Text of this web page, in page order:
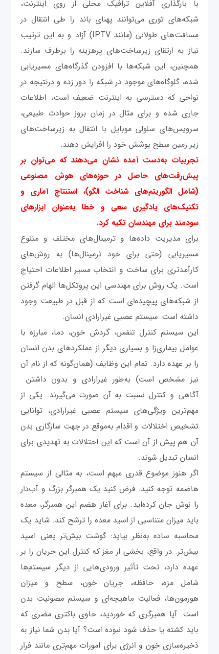
با بارگذاری آفلاین ترافیک محلی از روی اینترنت،
شبکه‌های توری می‌توانند پهنای باند را طی انتقال در
مسافت‌های طولانی (مانند IPTV) آزاد و به این ترتیب
نیاز به ارتقای زیرساخت‌های پرهزینه را برطرف سازند.
همچنین، این شبکه‌ها با افزودن گذرگاه‌های مسیریابی
شده، گلوگاه‌های موجود در شبکه را دور زده و درنتیجه در
نواحی که دسترسی به اینترنت ضعیف است، اطلاعات
جاری شده و برای مثال در زمان بروز حوادث طبیعی،
سرویس‌های سلولی موبایل با انتقال به زیرساخت‌های
زیر زمین سطح پوشش خود را افزایش دهند.
تجربیات به‌دست آمده نشان می‌دهند که می‌توان بر
پیش‌رفت‌های حاصل در حوزه‌های هوش مصنوعی
(شامل الگوریتم‌های شناخت الگو)، استنتاج آماری و
تکنیک‌های یادگیری سعی و خطا به‌عنوان ابزارهای
سودمند برای مهندسان تکیه کرد.
برای مدیریت داده‌ها و ترمینال‌های مختلف و متنوع
مسیریابی (حتی برای خود ترمینال‌ها) به روش‌های
کارآمدتری برای ساخت و انتخاب مسیر اطلاعات احتیاج
است. یک روش برای مهندسی این پروتکل‌ها الهام گرفتن
از شبکه‌های پیچیده‌ای است که از قبل در طبیعت وجود
داشته است: سیستم عصبی غیرارادی انسان.
این سیستم کنترل تنفس، گردش خون، دما، مبارزه با
عوامل بیماری‌زا و بسیاری دیگر از عملکردهای بدن انسان
را بر عهده دارد. تمام این وظایف (همان‌گونه که از نام آن
نیز مشخص است) به‌طور غیرارادی و بدون داشتن
آگاهی و کنترل نسبت به آن صورت می‌گیرند. یکی از
مهم‌ترین ویژگی‌های سیستم عصبی غیرارادی، توانایی
تشخیص اختلالات و اقدام به‌موقع در جهت سازگاری بدن
آن ‌هم پیش از آن‌ است که این اختلالات به تهدیدی برای
انسان تبدیل شوند.
اگر هنوز موضوع قدری مبهم است، به مثالی از سیستم
هاضمه توجه کنید. فرض کنید یک همبرگر بزرگ و آب‌دار
را نوش جان کرده‌اید. برای آغاز هضم این همبرگر، معده
باید میزان متناسبی از اسید معده را ترشح کند. شاید یک
محاسبه ساده به‌نظر بیاید: گوشت بیش‌تر یعنی اسید
بیش‌تر. در واقع، بخشی از مغز که کنترل این جریان را بر
عهده دارد، تحت تأثیر ورودی‌هایی از دیگر سیستم‌ها
شامل مزه، حافظه، جریان خون، سطح و میزان
هورمون‌ها، فعالیت ماهیچه‌ای و سیستم مصونیت بدن
است. آیا همبرگری که خوردید، حاوی باکتری مضری که
باید کشته یا حذف شود نبوده است؟ آیا بدن شما نیاز به
ذخیره‌سازی خون و انرژی برای امورات مهم‌تری مانند فرار